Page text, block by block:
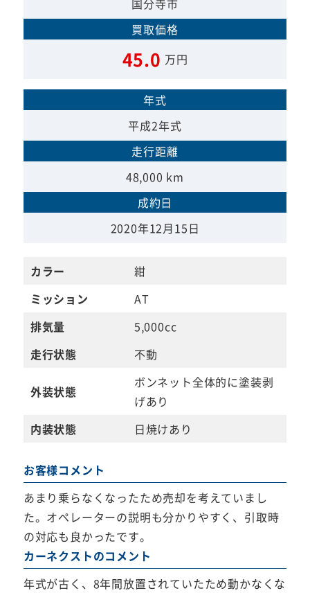
買取価格
45.0 万円
年式
平成2年式
走行距離
48,000 km
成約日
2020年12月15日
カラー
紺
ミッション
AT
排気量
5,000cc
走行状態
不動
外装状態
ボンネット全体的に塗装剥
げあり
内装状態
日焼けあり
お客様コメント
あまり乗らなくなったため売却を考えていまし
た。オペレーターの説明も分かりやすく、引取時
の対応も良かったです。
カーネクストのコメント
年式が古く、8年間放置されていたため動かなくな